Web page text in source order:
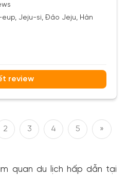
Jeju-si, Đảo Jeju, Hàn
review
2 3 4 5 »
quan du lịch hấp dẫn tại